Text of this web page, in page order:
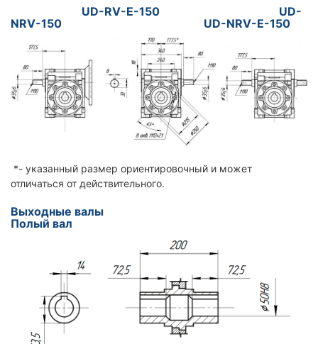
UD-RV-E-150 UD-
NRV-150 UD-NRV-E-150
*- указанный размер ориентировочный и может
отличаться от действительного.
Выходные валы
Полый вал